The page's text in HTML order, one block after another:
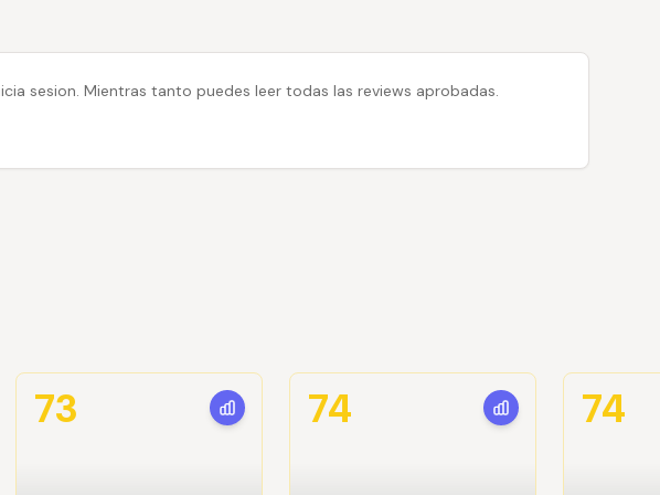
sesion. Mientras tanto puedes leer todas las reviews aprobadas.
73 74 74